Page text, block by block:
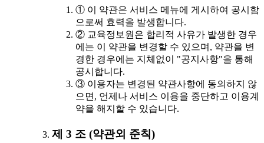
① 이 약관은 서비스 메뉴에 게시하여 공시함
으로써 효력을 발생합니다.
② 교육정보원은 합리적 사유가 발생한 경우
에는 이 약관을 변경할 수 있으며, 약관을 변
경한 경우에는 지체없이 "공지사항"을 통해
공시합니다.
③ 이용자는 변경된 약관사항에 동의하지 않
으면, 언제나 서비스 이용을 중단하고 이용계
약을 해지할 수 있습니다.
제 3 조 (약관외 준칙)